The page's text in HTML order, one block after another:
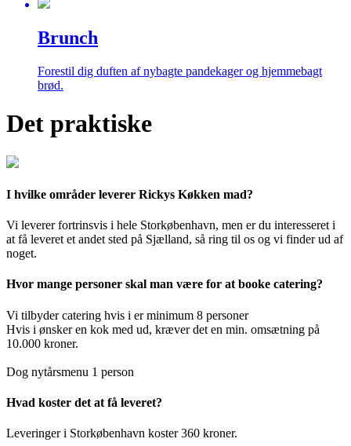
Brunch
Forestil dig duften af nybagte pandekager og hjemmebagt
brød.
Det praktiske
I hvilke områder leverer Rickys Køkken mad?
Vi leverer fortrinsvis i hele Storkøbenhavn, men er du interesseret i
at få leveret et andet sted på Sjælland, så ring til os og vi finder ud af
noget.
Hvor mange personer skal man være for at booke catering?
Vi tilbyder catering hvis i er minimum 8 personer
Hvis i ønsker en kok med ud, kræver det en min. omsætning på
10.000 kroner.
Dog nytårsmenu 1 person
Hvad koster det at få leveret?
Leveringer i Storkøbenhavn koster 360 kroner.